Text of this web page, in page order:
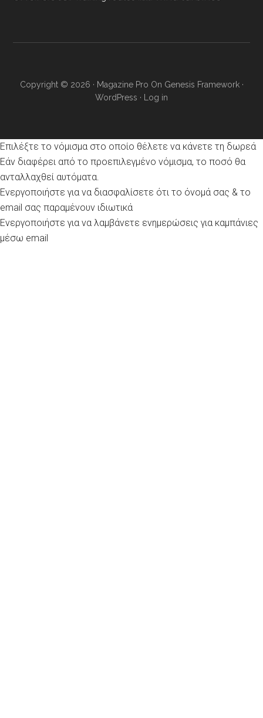
Copyright © 2026 · Magazine Pro On Genesis Framework·
WordPress · Log in
Επιλέξτε το νόμισμα στο οποίο θέλετε να κάνετε τη δωρεά
Εάν διαφέρει από το προεπιλεγμένο νόμισμα, το ποσό θα
ανταλλαχθεί αυτόματα.
Ενεργοποιήστε για να διασφαλίσετε ότι το όνομά σας & το
email σας παραμένουν ιδιωτικά
Ενεργοποιήστε για να λαμβάνετε ενημερώσεις για καμπάνιες
μέσω email